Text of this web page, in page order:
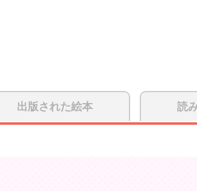
出版された絵本 読